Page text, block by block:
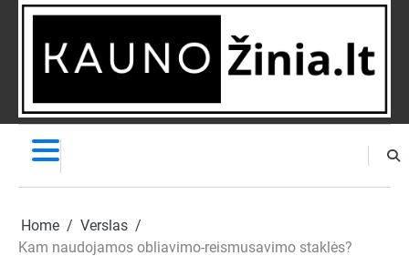
Skip
NAUJIENĄ
Home
Verslas
Kam naudojamos obliavimo-reismusavimo staklės?